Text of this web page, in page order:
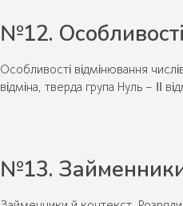
№12.
Особливості відмінювання
відміна, тверда група Нуль – ІІ
№13. Займенники